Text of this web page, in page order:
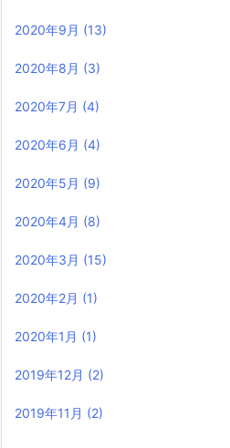
2020年9月 (13)
2020年8月 (3)
2020年7月 (4)
2020年6月 (4)
2020年5月 (9)
2020年4月 (8)
2020年3月 (15)
2020年2月 (1)
2020年1月 (1)
2019年12月 (2)
2019年11月 (2)